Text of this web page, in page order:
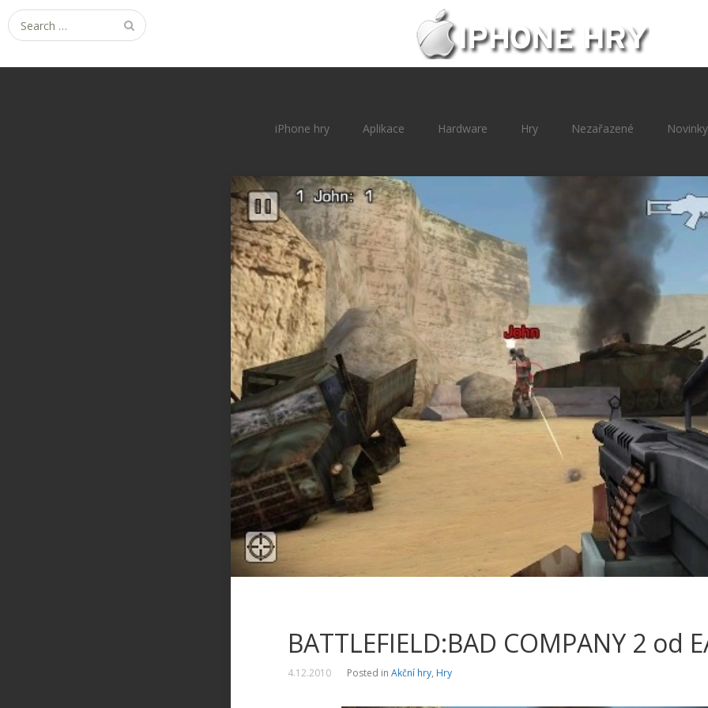
Search
for:
iPhone hry Aplikace Hardware Hry Nezařazené Novinky
BATTLEFIELD:BAD COMPANY 2 od
4.12.2010 Posted in Akční hry, Hry